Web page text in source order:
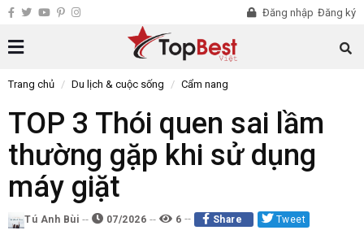
Đăng nhập Đăng ký
Trang chủ Du lịch & cuộc sống Cẩm nang
TOP 3 Thói quen sai lầm
thường gặp khi sử dụng
máy giặt
Tú Anh Bùi 07/2026 6 Share Tweet